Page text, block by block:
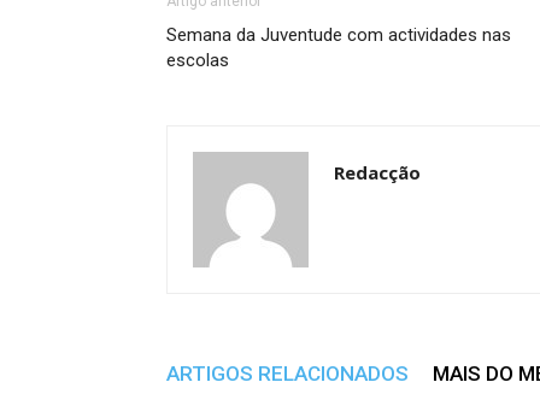
Semana da Juventude com actividades nas
escolas
Redacção
ARTIGOS RELACIONADOS MAIS DO